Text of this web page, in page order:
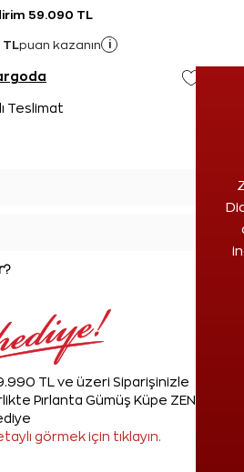
59.090 TL
puan kazanın i
Teslimat
TL ve üzeri Siparişinizle
Pırlanta Gümüş Küpe ZEN'den
görmek için tıklayın.